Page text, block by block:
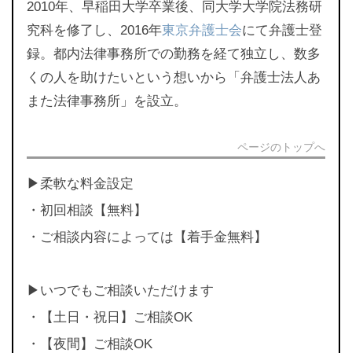
2010年、早稲田大学卒業後、同大学大学院法務研
究科を修了し、2016年東京弁護士会にて弁護士登
録。都内法律事務所での勤務を経て独立し、数多
くの人を助けたいという想いから「弁護士法人あ
また法律事務所」を設立。
ページのトップへ
▶︎柔軟な料金設定
・初回相談【無料】
・ご相談内容によっては【着手金無料】
▶︎いつでもご相談いただけます
・【土日・祝日】ご相談OK
・【夜間】ご相談OK